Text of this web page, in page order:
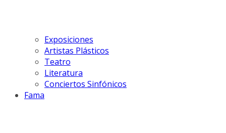
Exposiciones
Artistas Plásticos
Teatro
Literatura
Conciertos Sinfónicos
Fama